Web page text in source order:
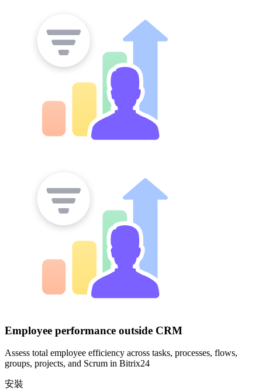
Employee performance outside CRM
Assess total employee efficiency across tasks, processes, flows,
groups, projects, and Scrum in Bitrix24
安裝